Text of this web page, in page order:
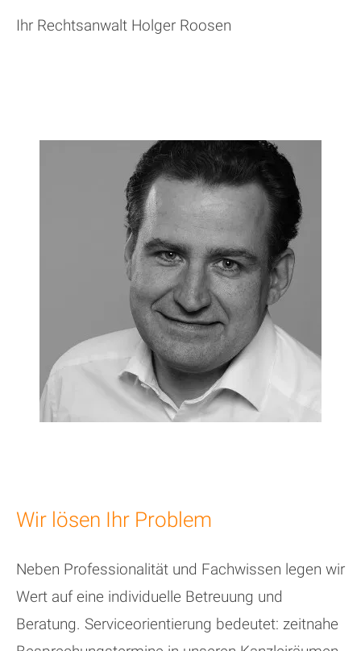
Ihr Rechtsanwalt Holger Roosen
Wir lösen Ihr Problem
Neben Professionalität und Fachwissen legen wir
Wert auf eine individuelle Betreuung und
Beratung. Serviceorientierung bedeutet: zeitnahe